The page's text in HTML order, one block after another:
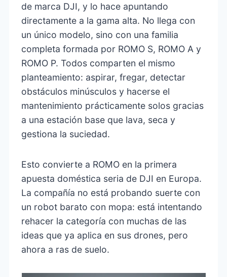
de marca DJI, y lo hace apuntando
directamente a la gama alta. No llega con
un único modelo, sino con una familia
completa formada por ROMO S, ROMO A y
ROMO P. Todos comparten el mismo
planteamiento: aspirar, fregar, detectar
obstáculos minúsculos y hacerse el
mantenimiento prácticamente solos gracias
a una estación base que lava, seca y
gestiona la suciedad.
Esto convierte a ROMO en la primera
apuesta doméstica seria de DJI en Europa.
La compañía no está probando suerte con
un robot barato con mopa: está intentando
rehacer la categoría con muchas de las
ideas que ya aplica en sus drones, pero
ahora a ras de suelo.